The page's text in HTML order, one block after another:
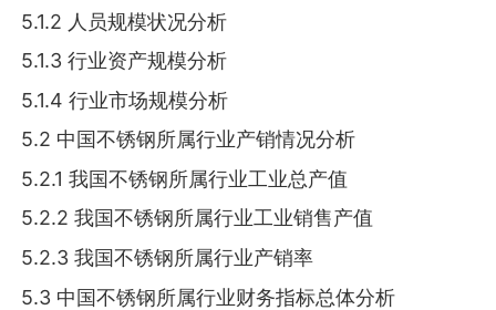
5.1.2 人员规模状况分析
5.1.3 行业资产规模分析
5.1.4 行业市场规模分析
5.2 中国不锈钢所属行业产销情况分析
5.2.1 我国不锈钢所属行业工业总产值
5.2.2 我国不锈钢所属行业工业销售产值
5.2.3 我国不锈钢所属行业产销率
5.3 中国不锈钢所属行业财务指标总体分析